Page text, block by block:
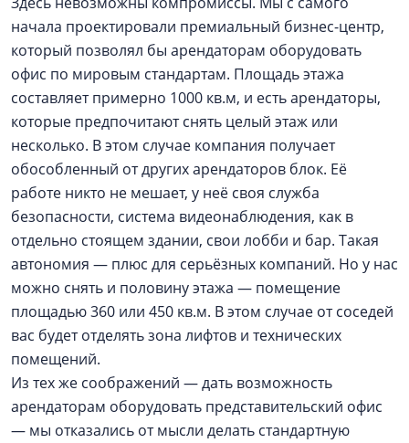
начала проектировали премиальный бизнес-центр,
который позволял бы арендаторам оборудовать
офис по мировым стандартам. Площадь этажа
составляет примерно 1000 кв.м, и есть арендаторы,
которые предпочитают снять целый этаж или
несколько. В этом случае компания получает
обособленный от других арендаторов блок. Её
работе никто не мешает, у неё своя служба
безопасности, система видеонаблюдения, как в
отдельно стоящем здании, свои лобби и бар. Такая
автономия — ​плюс для серьёзных компаний. Но у нас
можно снять и половину этажа — ​помещение
площадью 360 или 450 кв.м. В этом случае от соседей
вас будет отделять зона лифтов и технических
помещений.
Из тех же соображений — ​дать возможность
арендаторам оборудовать представительский офис
— ​мы отказались от мысли делать стандартную